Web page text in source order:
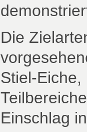
Die
Stiel-
Einschlag